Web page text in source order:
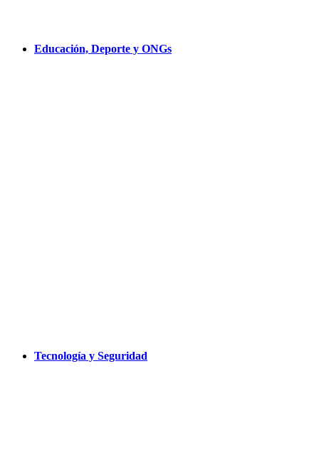
Educación, Deporte y ONGs
Tecnología y Seguridad